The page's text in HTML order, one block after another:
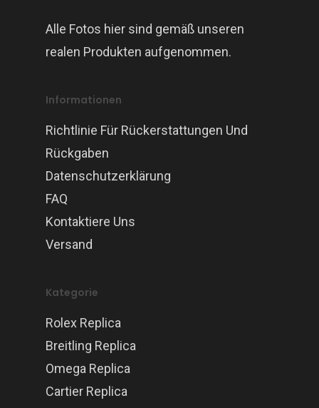
Alle Fotos hier sind gemäß unseren
realen Produkten aufgenommen.
Informationen
Richtlinie Für Rückerstattungen Und
Rückgaben
Datenschutzerklärung
FAQ
Kontaktiere Uns
Versand
Kategorie
Rolex Replica
Breitling Replica
Omega Replica
Cartier Replica